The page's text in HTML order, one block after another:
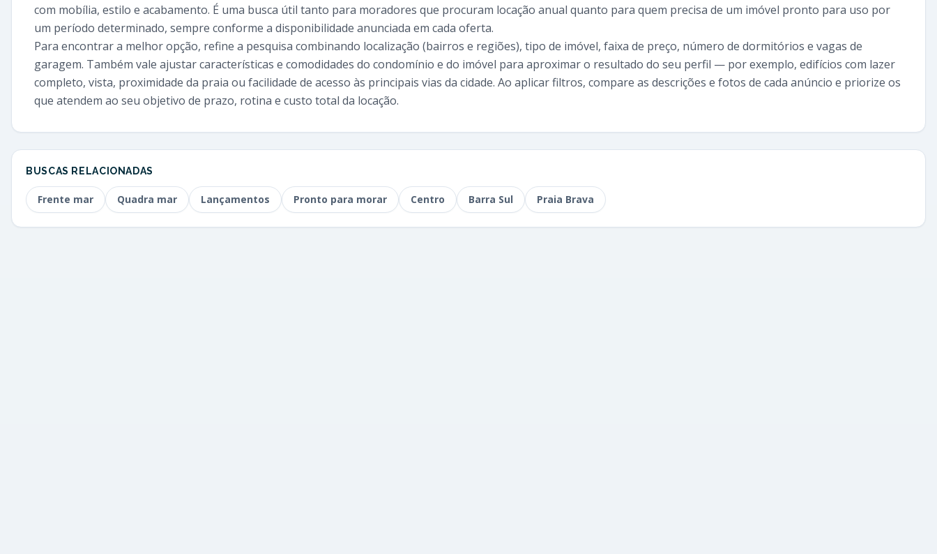
com mobília, estilo e acabamento. É uma busca útil tanto para moradores que procuram locação anual quanto para quem precisa de um imóvel pronto para uso por
um período determinado, sempre conforme a disponibilidade anunciada em cada oferta.
Para encontrar a melhor opção, refine a pesquisa combinando localização (bairros e regiões), tipo de imóvel, faixa de preço, número de dormitórios e vagas de
garagem. Também vale ajustar características e comodidades do condomínio e do imóvel para aproximar o resultado do seu perfil — por exemplo, edifícios com lazer
completo, vista, proximidade da praia ou facilidade de acesso às principais vias da cidade. Ao aplicar filtros, compare as descrições e fotos de cada anúncio e priorize os
que atendem ao seu objetivo de prazo, rotina e custo total da locação.
BUSCAS RELACIONADAS
Frente mar Quadra mar Lançamentos Pronto para morar Centro Barra Sul Praia Brava